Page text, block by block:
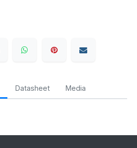
Datasheet Media